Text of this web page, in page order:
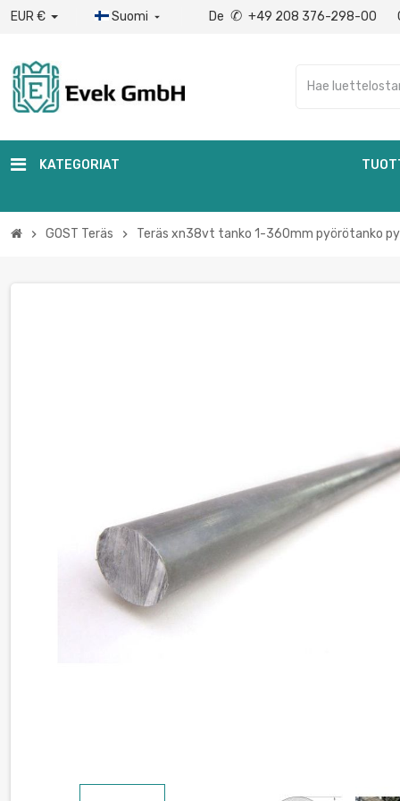
EUR € Suomi  De ✆ +49 208 376-298-00
KATEGORIAT
chevron_right GOST Teräs chevron_right Teräs xn38vt tanko 1-360mm pyörötanko